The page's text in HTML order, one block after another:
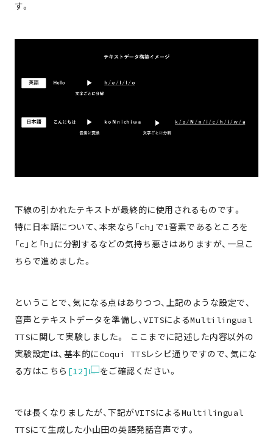
す。
下線の引かれたテキストが最終的に使用されるものです。
特に日本語について、本来なら「ch」で1音素であるところを
「c」と「h」に分割するなどの気持ち悪さはありますが、一旦こ
ちらで進めました。
ということで、気になる点はありつつ、上記のような設定で、
音声とテキストデータを準備し、VITSによるMultilingual
TTSに関して実験しました。 ここまでに記述した内容以外の
実験設定は、基本的にCoqui TTSレシピ通りですので、気にな
る方はこちら [12] をご確認ください。
では長くなりましたが、下記がVITSによるMultilingual
TTSにて生成した小山田の英語発話音声です。